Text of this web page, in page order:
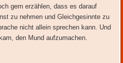
gern erzählen, dass es darauf
zu nehmen und Gleichgesinnte zu
nicht allein sprechen kann. Und
den Mund aufzumachen.